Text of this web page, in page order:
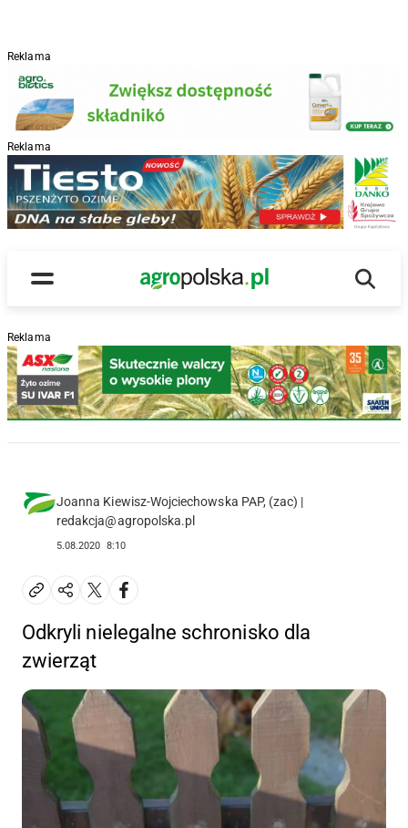
Reklama
Reklama
Menu
Main Logo
Reklama
Joanna Kiewisz-Wojciechowska PAP, (zac) |
redakcja@agropolska.pl
5.08.2020 8:10
Odkryli nielegalne schronisko dla
zwierząt